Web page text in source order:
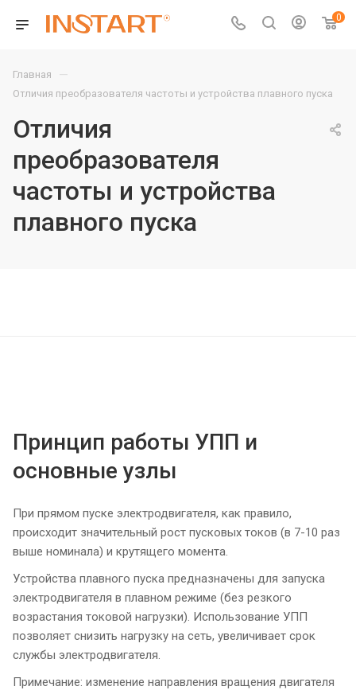
0
Главная —
Отличия преобразователя частоты и устройства плавного пуска
Отличия
преобразователя
частоты и устройства
плавного пуска
Принцип работы УПП и
основные узлы
При прямом пуске электродвигателя, как правило,
происходит значительный рост пусковых токов (в 7-10 раз
выше номинала) и крутящего момента.
Устройства плавного пуска предназначены для запуска
электродвигателя в плавном режиме (без резкого
возрастания токовой нагрузки). Использование УПП
позволяет снизить нагрузку на сеть, увеличивает срок
службы электродвигателя.
Примечание: изменение направления вращения двигателя